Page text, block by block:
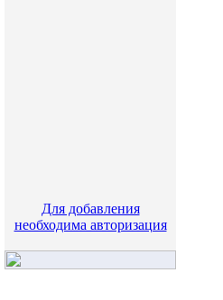
Для добавления
необходима авторизация